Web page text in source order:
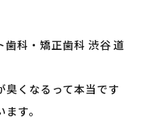
科・矯正歯科 渋谷 道
臭くなるって本当です
す。